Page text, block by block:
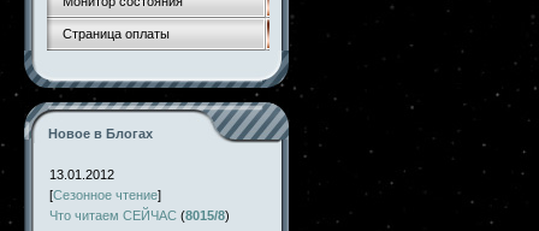
Страница оплаты
Новое в Блогах
13.01.2012
[Сезонное чтение]
Что читаем СЕЙЧАС (8015/8)